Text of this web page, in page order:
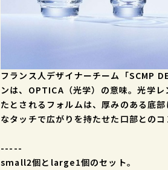
フランス人デザイナーチーム「SCMP
ンは、OPTICA（光学）の意味。光学
たとされるフォルムは、厚みのある底
なタッチで広がりを持たせた口部とのコ
-----
small2個とlarge1個のセット。